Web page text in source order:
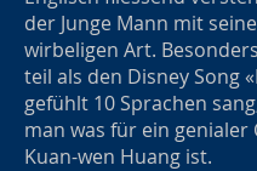
der Junge Mann mit
wirbeligen Art.
teil als den Disney Song
gefühlt 10 Sprachen
man was für ein genialer
Kuan-wen Huang ist.